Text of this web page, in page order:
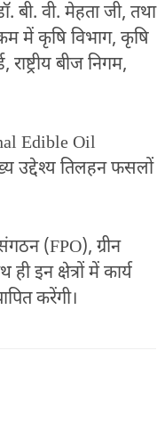
बी. वी. मेहता जी, तथा
में कृषि विभाग, कृषि
राष्ट्रीय बीज निगम,
Edible Oil
उद्देश्य तिलहन फसलों
(FPO), ग्रीन
इन क्षेत्रों में कार्य
करेंगी।